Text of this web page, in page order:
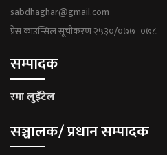
sabdhaghar@gmail.com
प्रेस काउन्सिल सूचीकरण २५३०/०७७–०७८
सम्पादक
रमा लुइँटेल
सञ्चालक/ प्रधान सम्पादक